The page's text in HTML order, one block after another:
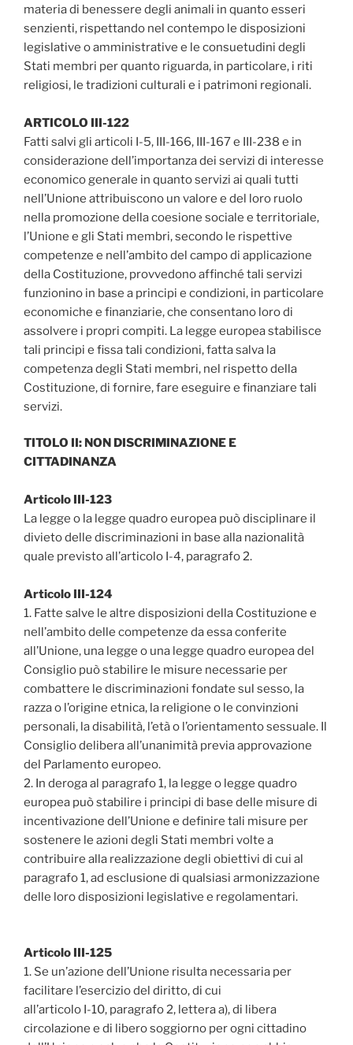
materia di benessere degli animali in quanto esseri
senzienti, rispettando nel contempo le disposizioni
legislative o amministrative e le consuetudini degli
Stati membri per quanto riguarda, in particolare, i riti
religiosi, le tradizioni culturali e i patrimoni regionali.
ARTICOLO III-122
Fatti salvi gli articoli I-5, III-166, III-167 e III-238 e in
considerazione dell’importanza dei servizi di interesse
economico generale in quanto servizi ai quali tutti
nell’Unione attribuiscono un valore e del loro ruolo
nella promozione della coesione sociale e territoriale,
l’Unione e gli Stati membri, secondo le rispettive
competenze e nell’ambito del campo di applicazione
della Costituzione, provvedono affinché tali servizi
funzionino in base a principi e condizioni, in particolare
economiche e finanziarie, che consentano loro di
assolvere i propri compiti. La legge europea stabilisce
tali principi e fissa tali condizioni, fatta salva la
competenza degli Stati membri, nel rispetto della
Costituzione, di fornire, fare eseguire e finanziare tali
servizi.
TITOLO II: NON DISCRIMINAZIONE E
CITTADINANZA
Articolo III-123
La legge o la legge quadro europea può disciplinare il
divieto delle discriminazioni in base alla nazionalità
quale previsto all’articolo I-4, paragrafo 2.
Articolo III-124
1. Fatte salve le altre disposizioni della Costituzione e
nell’ambito delle competenze da essa conferite
all’Unione, una legge o una legge quadro europea del
Consiglio può stabilire le misure necessarie per
combattere le discriminazioni fondate sul sesso, la
razza o l’origine etnica, la religione o le convinzioni
personali, la disabilità, l’età o l’orientamento sessuale. Il
Consiglio delibera all’unanimità previa approvazione
del Parlamento europeo.
2. In deroga al paragrafo 1, la legge o legge quadro
europea può stabilire i principi di base delle misure di
incentivazione dell’Unione e definire tali misure per
sostenere le azioni degli Stati membri volte a
contribuire alla realizzazione degli obiettivi di cui al
paragrafo 1, ad esclusione di qualsiasi armonizzazione
delle loro disposizioni legislative e regolamentari.
Articolo III-125
1. Se un’azione dell’Unione risulta necessaria per
facilitare l’esercizio del diritto, di cui
all’articolo I-10, paragrafo 2, lettera a), di libera
circolazione e di libero soggiorno per ogni cittadino